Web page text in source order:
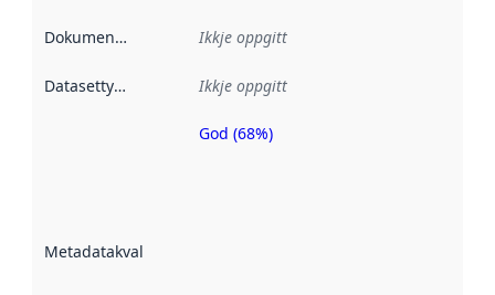
Dokumentasjon Ikkje oppgitt
Datasettype Ikkje oppgitt
Metadatakvalitet
Metadatakvalitet
God (68%)